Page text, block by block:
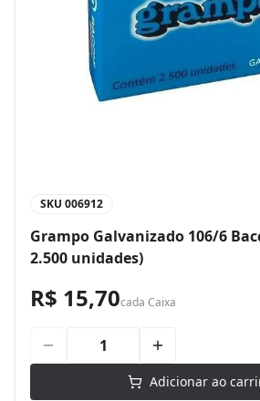
SKU 006912
Grampo Galvanizado 106/6
2.500 unidades)
R$ 15,70cada Caixa
Adicionar ao